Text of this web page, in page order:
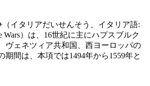
（イタリアだいせんそう、イタリア語:
Wars）は、16世紀に主にハプスブルク
ヴェネツィア共和国、西ヨーロッパの
間は、本項では1494年から1559年と